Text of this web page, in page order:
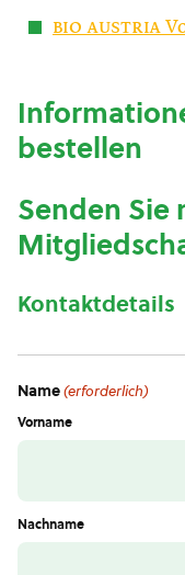
bio austria
bestellen
Senden
Kontaktdetails
Name(erforderlich)
Vorname
Nachname